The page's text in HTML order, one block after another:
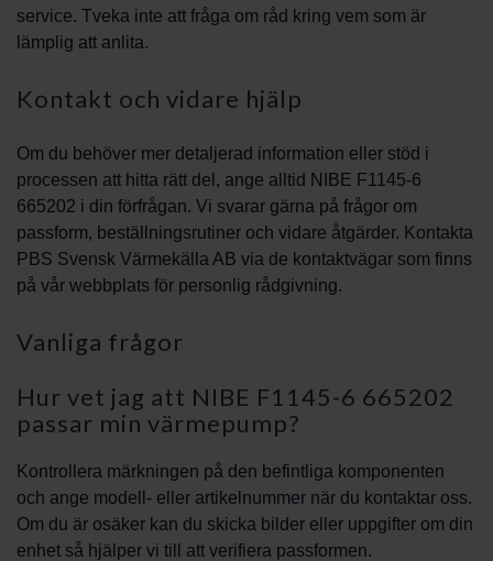
service. Tveka inte att fråga om råd kring vem som är
lämplig att anlita.
Kontakt och vidare hjälp
Om du behöver mer detaljerad information eller stöd i
processen att hitta rätt del, ange alltid NIBE F1145-6
665202 i din förfrågan. Vi svarar gärna på frågor om
passform, beställningsrutiner och vidare åtgärder. Kontakta
PBS Svensk Värmekälla AB via de kontaktvägar som finns
på vår webbplats för personlig rådgivning.
Vanliga frågor
Hur vet jag att NIBE F1145-6 665202
passar min värmepump?
Kontrollera märkningen på den befintliga komponenten
och ange modell- eller artikelnummer när du kontaktar oss.
Om du är osäker kan du skicka bilder eller uppgifter om din
enhet så hjälper vi till att verifiera passformen.